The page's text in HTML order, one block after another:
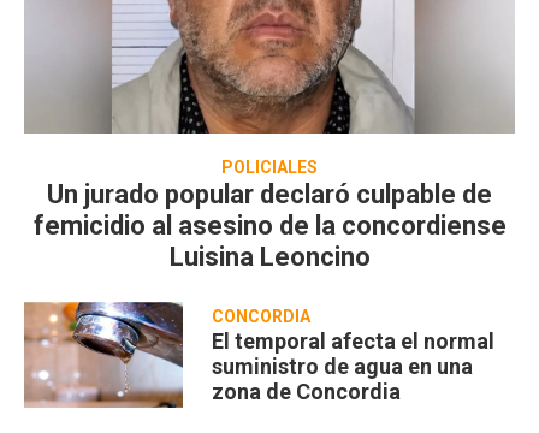
POLICIALES
Un jurado popular declaró culpable de
femicidio al asesino de la concordiense
Luisina Leoncino
CONCORDIA
El temporal afecta el normal
suministro de agua en una
zona de Concordia